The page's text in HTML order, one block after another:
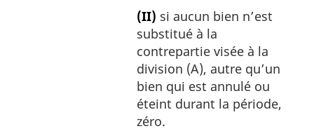
(II) si aucun bien n’est
substitué à la
contrepartie visée à la
division (A), autre qu’un
bien qui est annulé ou
éteint durant la période,
zéro.